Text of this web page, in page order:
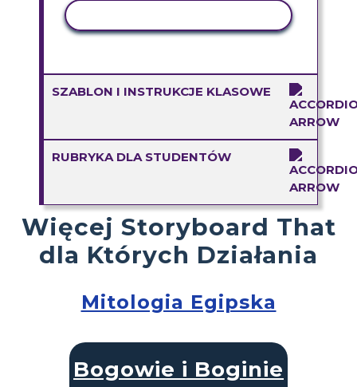
SZABLON I INSTRUKCJE KLASOWE
RUBRYKA DLA STUDENTÓW
Więcej Storyboard That
dla Których Działania
Mitologia Egipska
Bogowie i Boginie